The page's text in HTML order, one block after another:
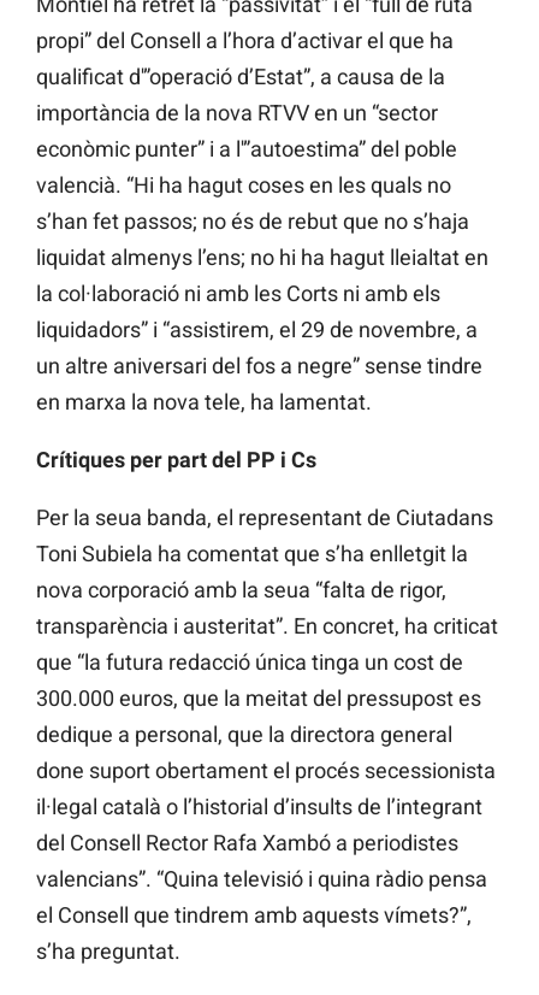
propi” del Consell a l’hora d’activar el que ha
qualificat d'”operació d’Estat”, a causa de la
importància de la nova RTVV en un “sector
econòmic punter” i a l'”autoestima” del poble
valencià. “Hi ha hagut coses en les quals no
s’han fet passos; no és de rebut que no s’haja
liquidat almenys l’ens; no hi ha hagut lleialtat en
la col·laboració ni amb les Corts ni amb els
liquidadors” i “assistirem, el 29 de novembre, a
un altre aniversari del fos a negre” sense tindre
en marxa la nova tele, ha lamentat.
Crítiques per part del PP i Cs
Per la seua banda, el representant de Ciutadans
Toni Subiela ha comentat que s’ha enlletgit la
nova corporació amb la seua “falta de rigor,
transparència i austeritat”. En concret, ha criticat
que “la futura redacció única tinga un cost de
300.000 euros, que la meitat del pressupost es
dedique a personal, que la directora general
done suport obertament el procés secessionista
il·legal català o l’historial d’insults de l’integrant
del Consell Rector Rafa Xambó a periodistes
valencians”. “Quina televisió i quina ràdio pensa
el Consell que tindrem amb aquests vímets?”,
s’ha preguntat.